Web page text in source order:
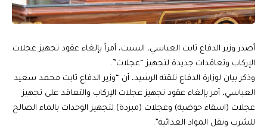
أصدر وزير الدفاع ثابت العباسي، السبت، أمراً بإلغاء عقود تجهيز عجلات
الإركاب وتعاقدات جديدة لتجهيز “عجلات”.
وذكر بيان لوزارة الدفاع تلقته الرشيد، أن “وزير الدفاع ثابت محمد سعيد
العباسي، أمر بإلغاء عقود تجهيز عجلات الإركاب والتعاقد على تجهيز
عجلات (اسقاء حوضية) وعجلات (مبردة) لتجهيز الوحدات بالماء الصالح
للشرب ونقل المواد الغذائية”.